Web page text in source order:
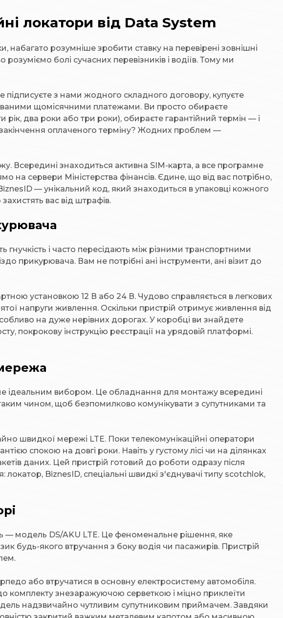
локатори від Data System
розумніше зробити ставку на перевірені зовнішні
болі сучасних перевізників і водіїв. Тому ми
підписуєте з нами жодного складного договору, купуєте
щомісячними платежами. Ви просто обираєте
рік, два роки або три роки), обираєте гарантійний термін — і
закінчення оплаченого терміну? Жодних проблем —
Всередині знаходиться активна SIM-карта, а все програмне
сервери Міністерства фінансів. Єдине, що від вас потрібно,
— унікальний код, який знаходиться в упаковці кожного
вас від штрафів.
і часто пересідають між різними транспортними
прикурювача. Вам не потрібні ані інструменти, ані візит до
установкою 12 В або 24 В. Чудово справляється в легкових
напруги живлення. Оскільки пристрій отримує живлення від
на дуже нерівних дорогах. У коробці ви знайдете
покрокову інструкцію реєстрації на урядовій платформі.
ідеальним вибором. Це обладнання для монтажу всередині
чином, щоб безпомилково комунікувати з супутниками та
швидкої мережі LTE. Поки телекомунікаційні оператори
спокою на довгі роки. Навіть у густому лісі чи на ділянках
даних. Цей пристрій готовий до роботи одразу після
BiznesID, спеціальні швидкі з'єднувачі типу scotchlok,
— модель DS/AKU LTE. Це феноменальне рішення, яке
будь-якого втручання з боку водія чи пасажирів. Пристрій
або втручатися в основну електросистему автомобіля.
знезаражуючою серветкою і міцно приклеїти
надзвичайно чутливим супутниковим приймачем. Завдяки